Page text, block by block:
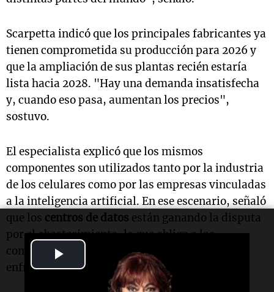
Video
Scarpetta indicó que los principales fabricantes ya
tienen comprometida su producción para 2026 y
que la ampliación de sus plantas recién estaría
lista hacia 2028. "Hay una demanda insatisfecha
y, cuando eso pasa, aumentan los precios",
sostuvo.
El especialista explicó que los mismos
componentes son utilizados tanto por la industria
de los celulares como por las empresas vinculadas
a la inteligencia artificial. En ese escenario, señaló
que los centros de datos están ganando la disputa
por el abastecimiento, lo que obliga a las
compañías de telefonía a pagar más caro o
enfrentar faltantes.